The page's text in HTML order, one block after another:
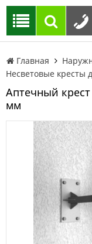
Главная
Несветовые кресты
Аптечный
мм